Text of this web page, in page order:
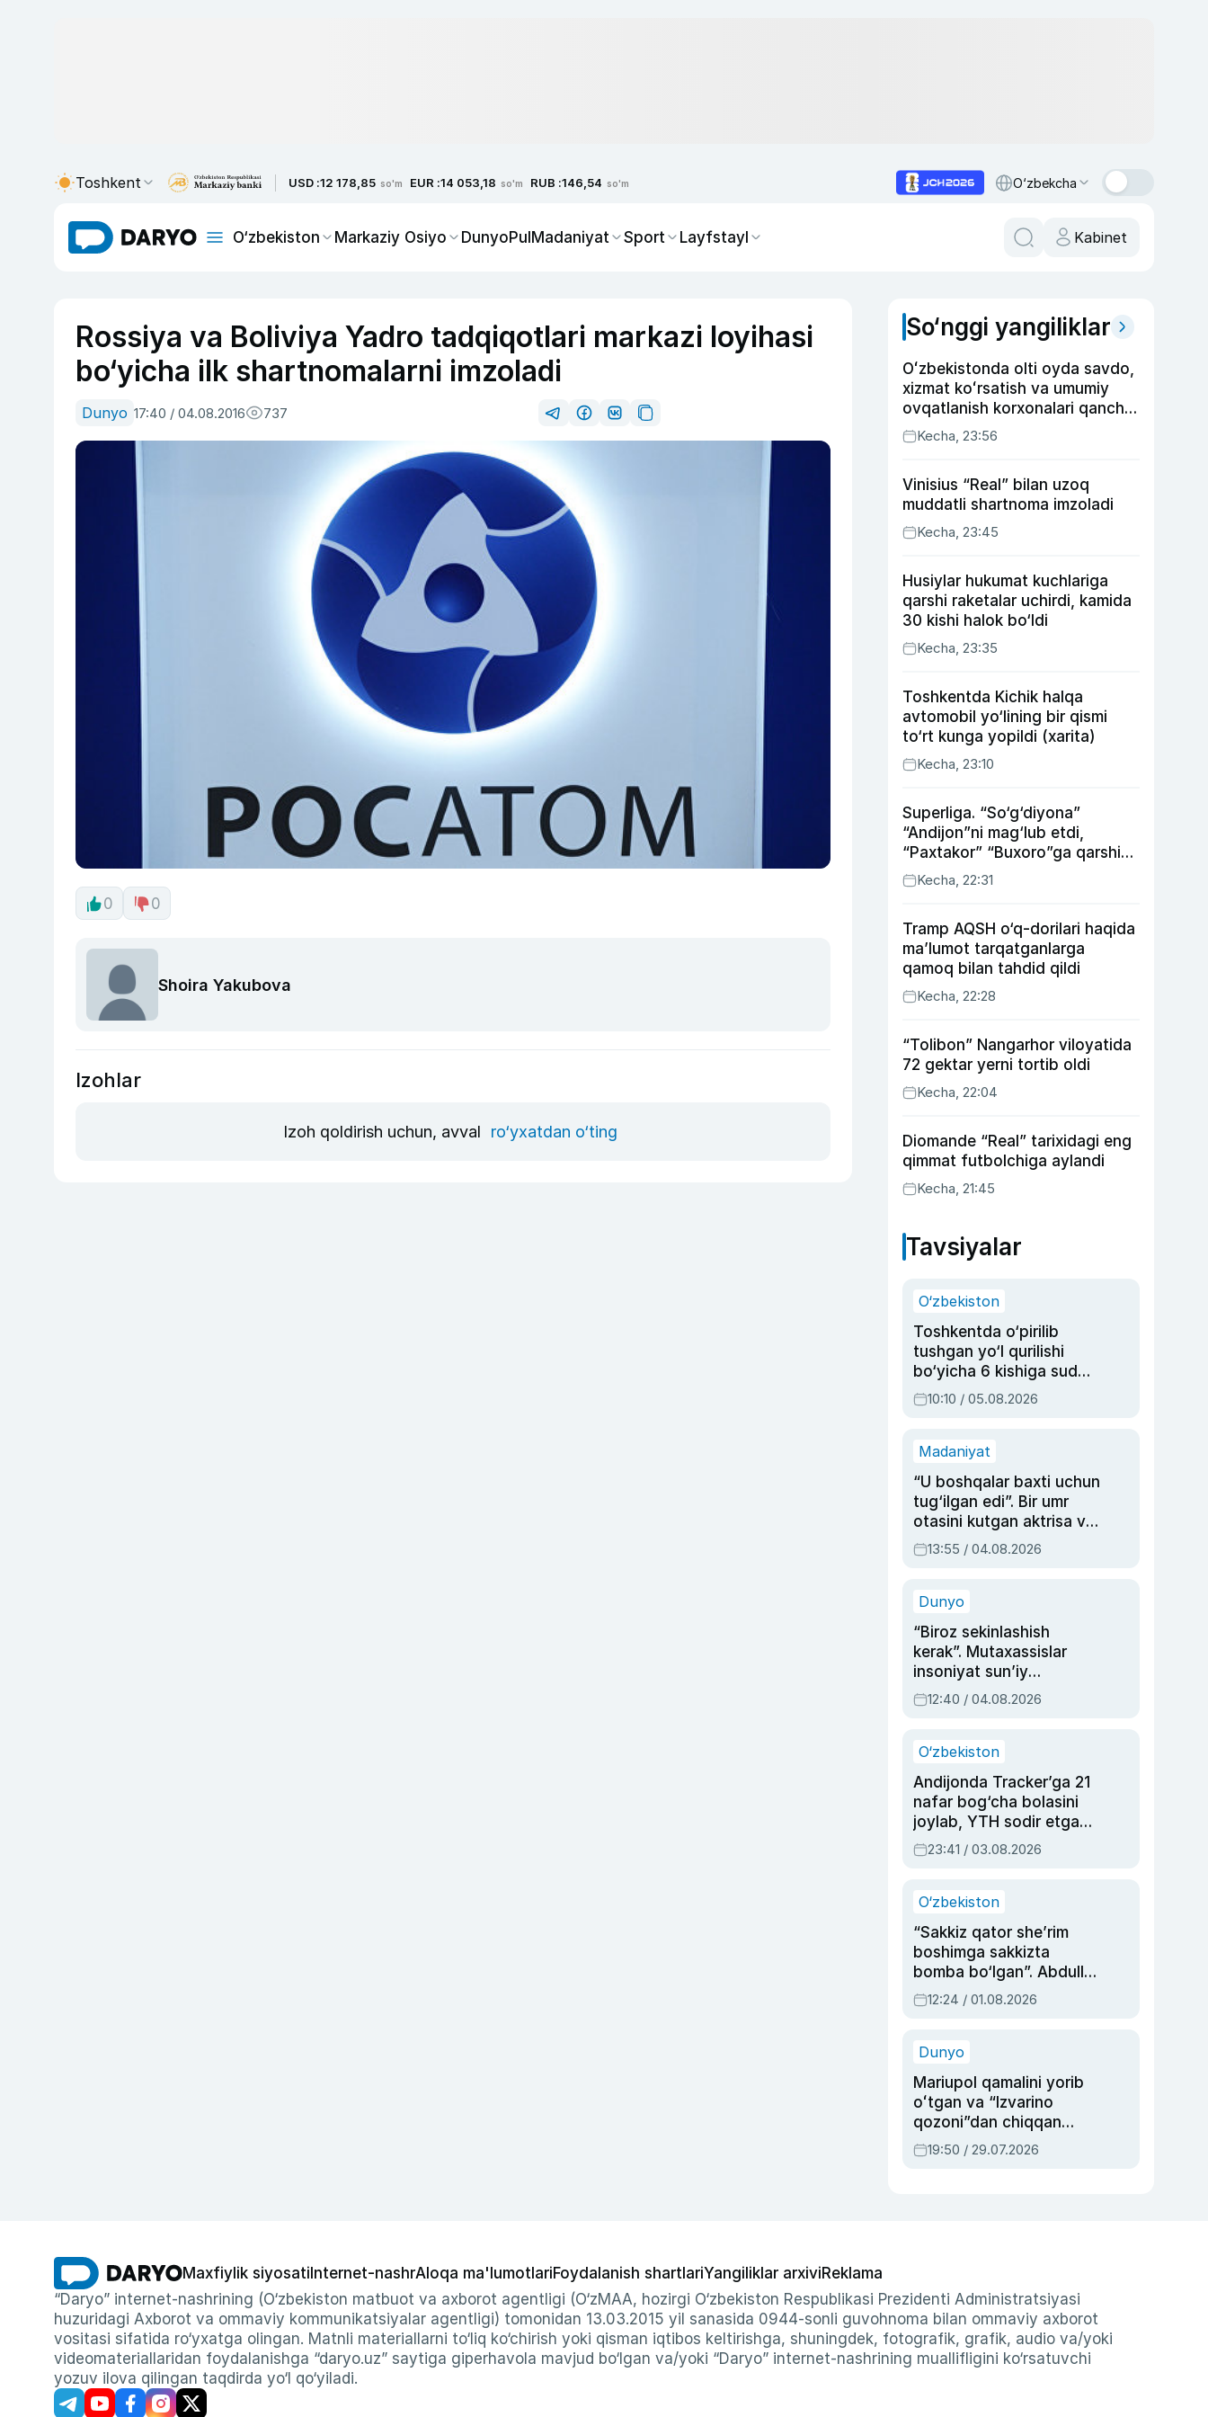
Toshkent USD :12 178,85 so'm EUR :14 053,18 so'm RUB :146,54 so'm O‘zbekcha
O‘zbekiston Markaziy Osiyo DunyoPulMadaniyat Sport Layfstayl Kabinet
Rossiya va Boliviya Yadro tadqiqotlari markazi loyihasi
bo‘yicha ilk shartnomalarni imzoladi
Dunyo 17:40 / 04.08.2016 737
0 0
Shoira Yakubova
Izohlar
Izoh qoldirish uchun, avval ro‘yxatdan o‘ting
So‘nggi yangiliklar
Oʻzbekistonda olti oyda savdo,
xizmat koʻrsatish va umumiy
ovqatlanish korxonalari qancha
soliq toʻlagani ochiqlandi
Kecha, 23:56
Vinisius “Real” bilan uzoq
muddatli shartnoma imzoladi
Kecha, 23:45
Husiylar hukumat kuchlariga
qarshi raketalar uchirdi, kamida
30 kishi halok bo‘ldi
Kecha, 23:35
Toshkentda Kichik halqa
avtomobil yo‘lining bir qismi
to‘rt kunga yopildi (xarita)
Kecha, 23:10
Superliga. “So‘g‘diyona”
“Andijon”ni mag‘lub etdi,
“Paxtakor” “Buxoro”ga qarshi
bahsda g‘alabani qo‘ldan
chiqardi
Kecha, 22:31
Tramp AQSH o‘q-dorilari haqida
ma’lumot tarqatganlarga
qamoq bilan tahdid qildi
Kecha, 22:28
“Tolibon” Nangarhor viloyatida
72 gektar yerni tortib oldi
Kecha, 22:04
Diomande “Real” tarixidagi eng
qimmat futbolchiga aylandi
Kecha, 21:45
Tavsiyalar
O‘zbekiston
Toshkentda o‘pirilib
tushgan yo‘l qurilishi
bo‘yicha 6 kishiga sud
hukmi o‘qildi
10:10 / 05.08.2026
Madaniyat
“U boshqalar baxti uchun
tug‘ilgan edi”. Bir umr
otasini kutgan aktrisa va
dublyaj ustasi Rimma
Ahmedovaning
13:55 / 04.08.2026
Dunyo
“Biroz sekinlashish
kerak”. Mutaxassislar
insoniyat sun’iy
intellektni boshqara
olmay qolishidan xavotir
12:40 / 04.08.2026
O‘zbekiston
Andijonda Tracker’ga 21
nafar bog‘cha bolasini
joylab, YTH sodir etgan
ayolga sud hukmi o‘qildi
23:41 / 03.08.2026
O‘zbekiston
“Sakkiz qator she’rim
boshimga sakkizta
bomba bo‘lgan”. Abdulla
Oripovni siyosiy
ayblovlardan asrab
12:24 / 01.08.2026
Dunyo
Mariupol qamalini yorib
oʻtgan va “Izvarino
qozoni”dan chiqqan
qahramon — Ukraina
armiyasi bosh
19:50 / 29.07.2026
Maxfiylik siyosati Internet-nashrAloqa ma'lumotlariFoydalanish shartlariYangiliklar arxiviReklama
“Daryo” internet-nashrining (O‘zbekiston matbuot va axborot agentligi (O‘zMAA, hozirgi O‘zbekiston Respublikasi Prezidenti Administratsiyasi
huzuridagi Axborot va ommaviy kommunikatsiyalar agentligi) tomonidan 13.03.2015 yil sanasida 0944-sonli guvohnoma bilan ommaviy axborot
vositasi sifatida ro‘yxatga olingan. Matnli materiallarni to‘liq ko‘chirish yoki qisman iqtibos keltirishga, shuningdek, fotografik, grafik, audio va/yoki
videomateriallaridan foydalanishga “daryo.uz” saytiga giperhavola mavjud bo‘lgan va/yoki “Daryo” internet-nashrining muallifligini ko‘rsatuvchi
yozuv ilova qilingan taqdirda yo‘l qo‘yiladi.